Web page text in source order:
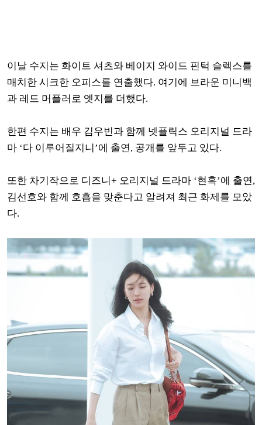
이날 수지는 화이트 셔츠와 베이지 와이드 핀턱 슬렉스를
매치한 시크한 오피스를 연출했다. 여기에 브라운 미니백
과 레드 머플러로 엣지를 더했다.
한편 수지는 배우 김우빈과 함께 넷플릭스 오리지널 드라
마 ‘다 이루어질지니’에 출연, 공개를 앞두고 있다.
또한 차기작으로 디즈니+ 오리지널 드라마 ‘현혹’에 출연,
김선호와 함께 호흡을 맞춘다고 알려져 최근 화제를 모았
다.